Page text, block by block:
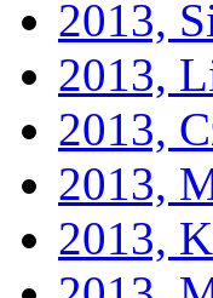
2013,
2013,
2013,
2013,
2013,